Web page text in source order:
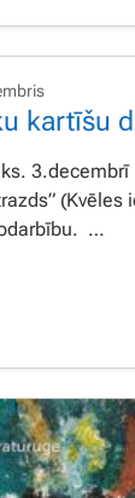
kartīšu
3.decembrī
(Kvēles
…